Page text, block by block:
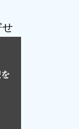
せ